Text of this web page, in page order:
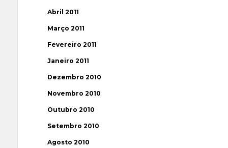
Abril 2011
Março 2011
Fevereiro 2011
Janeiro 2011
Dezembro 2010
Novembro 2010
Outubro 2010
Setembro 2010
Agosto 2010